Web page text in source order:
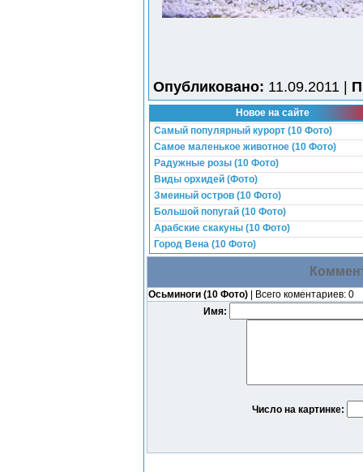
Опубликовано: 11.09.2011 |
Новое на сайте
Самый популярный курорт (10 Фото)
Самое маленькое животное (10 Фото)
Радужные розы (10 Фото)
Виды орхидей (Фото)
Змеиный остров (10 Фото)
Большой попугай (10 Фото)
Арабские скакуны (10 Фото)
Город Вена (10 Фото)
Осьминоги (10 Фото) | Всего коментариев: 0
Имя:
Число на картинке: